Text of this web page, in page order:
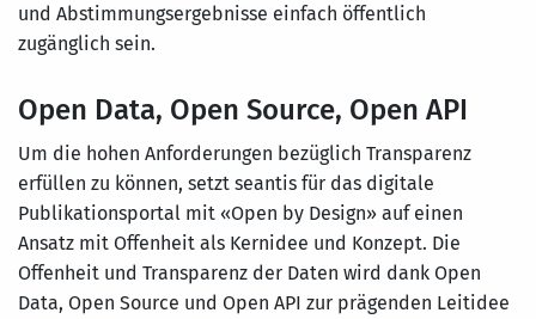
und Abstimmungsergebnisse einfach öffentlich
zugänglich sein.
Open Data, Open Source, Open API
Um die hohen Anforderungen bezüglich Transparenz
erfüllen zu können, setzt seantis für das digitale
Publikationsportal mit «Open by Design» auf einen
Ansatz mit Offenheit als Kernidee und Konzept. Die
Offenheit und Transparenz der Daten wird dank Open
Data, Open Source und Open API zur prägenden Leitidee